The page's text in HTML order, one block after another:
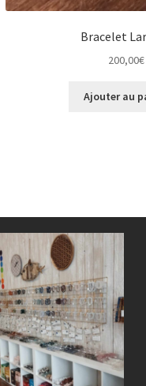
Bracelet
200,00€
Ajouter au